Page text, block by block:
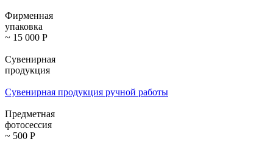
Фирменная
упаковка
~ 15 000 Р
Сувенирная
продукция
Сувенирная продукция ручной работы
Предметная
фотосессия
~ 500 Р